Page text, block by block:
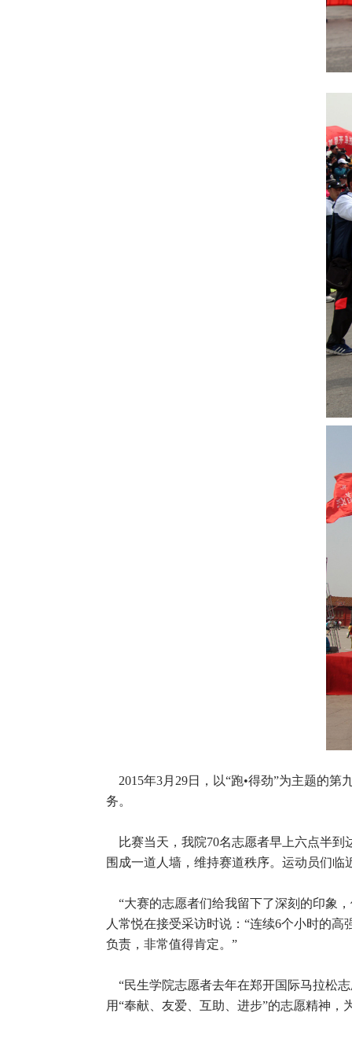
2015年3月29日，以“跑•得劲”为主题的
务。
比赛当天，我院70名志愿者早上六点半到
围成一道人墙，维持赛道秩序。运动员们
“大赛的志愿者们给我留下了深刻的印象
人常悦在接受采访时说：“连续6个小时的
负责，非常值得肯定。”
“民生学院志愿者去年在郑开国际马拉松
用“奉献、友爱、互助、进步”的志愿精神